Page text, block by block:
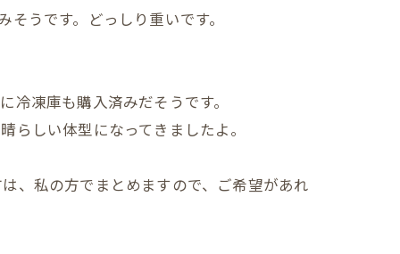
うです。どっしり重いです。
凍庫も購入済みだそうです。
らしい体型になってきましたよ。
、私の方でまとめますので、ご希望があれ